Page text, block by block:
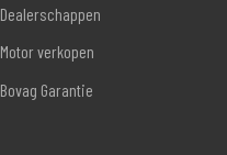
Dealerschappen
Motor verkopen
Bovag Garantie